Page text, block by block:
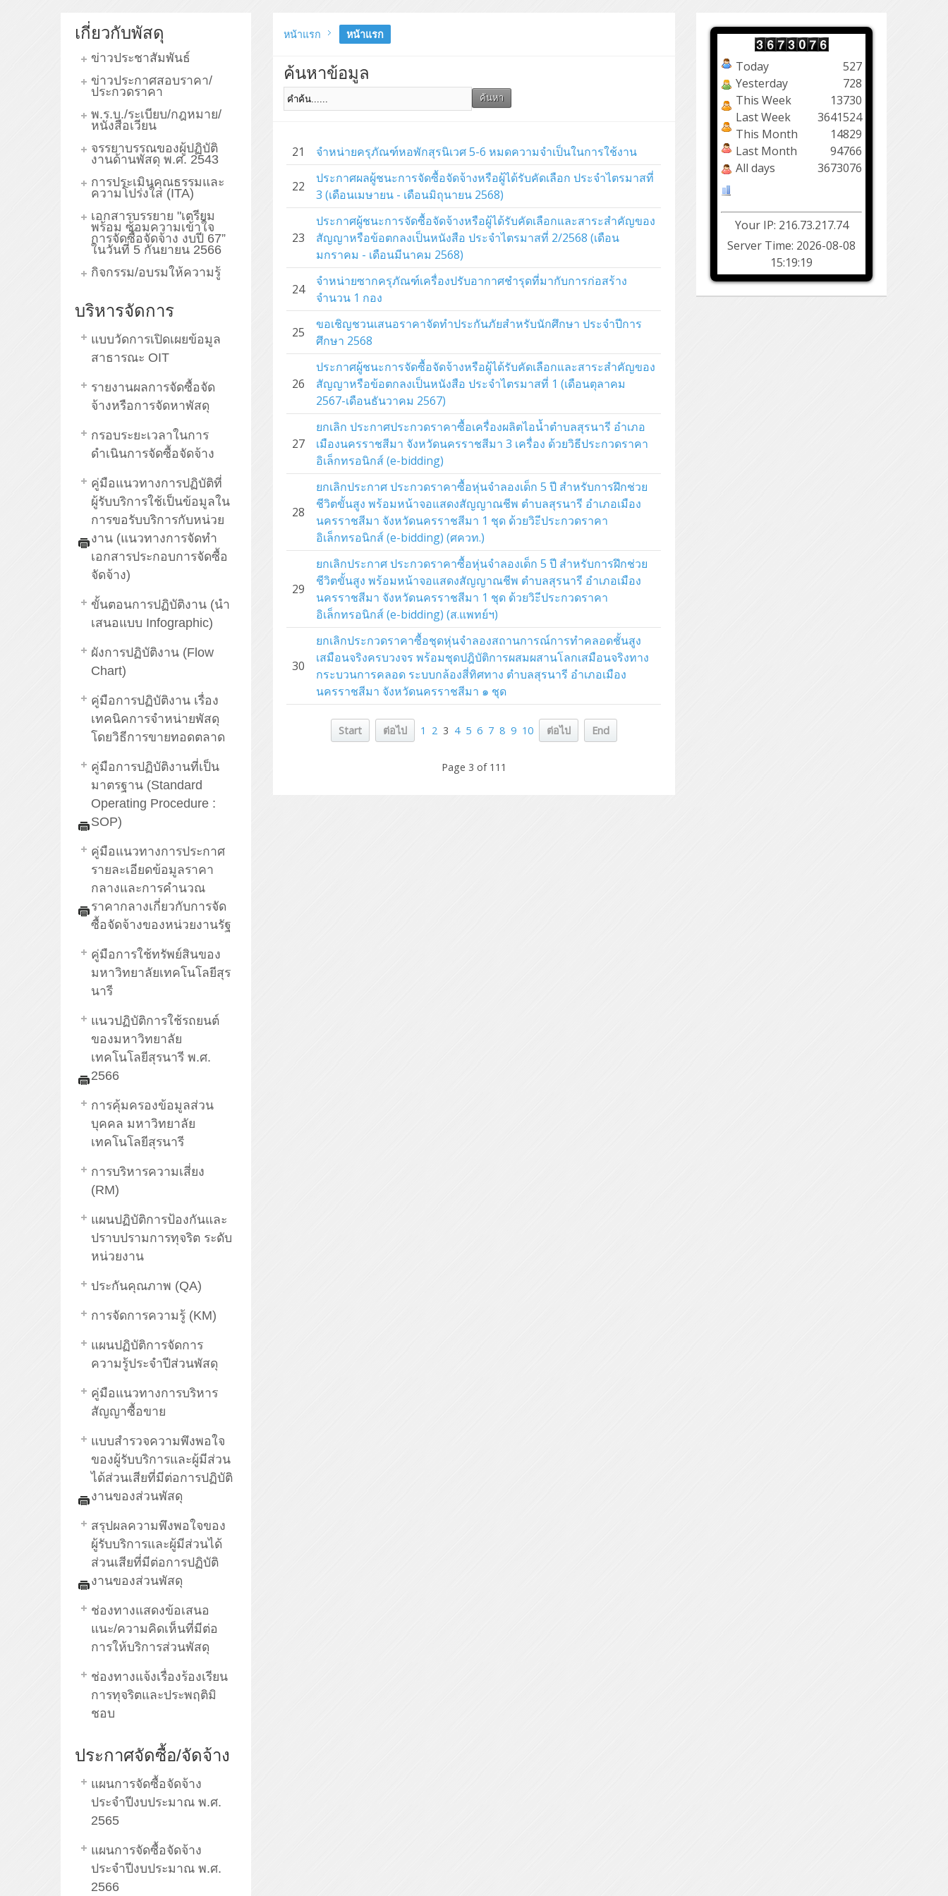
หน้าแรก หน้าแรก
ค้นหาข้อมูล
21 จำหน่ายครุภัณฑ์หอพักสุรนิเวศ 5-6 หมดความจำเป็นในการใช้งาน
22
ประกาศผลผู้ชนะการจัดซื้อจัดจ้างหรือผู้ได้รับคัดเลือก ประจำไตรมาสที่
3 (เดือนเมษายน - เดือนมิถุนายน 2568)
23
ประกาศผู้ชนะการจัดซื้อจัดจ้างหรือผู้ได้รับคัดเลือกและสาระสำคัญของ
สัญญาหรือข้อตกลงเป็นหนังสือ ประจำไตรมาสที่ 2/2568 (เดือน
มกราคม - เดือนมีนาคม 2568)
24
จำหน่ายซากครุภัณฑ์เครื่องปรับอากาศชำรุดที่มากับการก่อสร้าง
จำนวน 1 กอง
25
ขอเชิญชวนเสนอราคาจัดทำประกันภัยสำหรับนักศึกษา ประจำปีการ
ศึกษา 2568
26
ประกาศผู้ชนะการจัดซื้อจัดจ้างหรือผู้ได้รับคัดเลือกและสาระสำคัญของ
สัญญาหรือข้อตกลงเป็นหนังสือ ประจำไตรมาสที่ 1 (เดือนตุลาคม
2567-เดือนธันวาคม 2567)
27
ยกเลิก ประกาศประกวดราคาซื้อเครื่องผลิตไอน้ำตำบลสุรนารี อำเภอ
เมืองนครราชสีมา จังหวัดนครราชสีมา 3 เครื่อง ด้วยวิธีประกวดราคา
อิเล็กทรอนิกส์ (e-bidding)
28
ยกเลิกประกาศ ประกวดราคาซื้อหุ่นจำลองเด็ก 5 ปี สำหรับการฝึกช่วย
ชีวิตขั้นสูง พร้อมหน้าจอแสดงสัญญาณชีพ ตำบลสุรนารี อำเภอเมือง
นครราชสีมา จังหวัดนครราชสีมา 1 ชุด ด้วยวิะีประกวดราคา
อิเล็กทรอนิกส์ (e-bidding) (ศควท.)
29
ยกเลิกประกาศ ประกวดราคาซื้อหุ่นจำลองเด็ก 5 ปี สำหรับการฝึกช่วย
ชีวิตขั้นสูง พร้อมหน้าจอแสดงสัญญาณชีพ ตำบลสุรนารี อำเภอเมือง
นครราชสีมา จังหวัดนครราชสีมา 1 ชุด ด้วยวิะีประกวดราคา
อิเล็กทรอนิกส์ (e-bidding) (ส.แพทย์ฯ)
30
ยกเลิกประกวดราคาซื้อชุดหุ่นจำลองสถานการณ์การทำคลอดชั้นสูง
เสมือนจริงครบวงจร พร้อมชุดปฎิบัติการผสมผสานโลกเสมือนจริงทาง
กระบวนการคลอด ระบบกล้องสี่ทิศทาง ตำบลสุรนารี อำเภอเมือง
นครราชสีมา จังหวัดนครราชสีมา ๑ ชุด
Start ต่อไป 1 2 3 4 5 6 7 8 9 10 ต่อไป End
Page 3 of 111
เกี่ยวกับพัสดุ
ข่าวประชาสัมพันธ์
ข่าวประกาศสอบราคา/
ประกวดราคา
พ.ร.บ./ระเบียบ/กฎหมาย/
หนังสือเวียน
จรรยาบรรณของผู้ปฏิบัติ
งานด้านพัสดุ พ.ศ. 2543
การประเมินคุณธรรมและ
ความโปร่งใส (ITA)
เอกสารบรรยาย "เตรียม
พร้อม ซ้อมความเข้าใจ
การจัดซื้อจัดจ้าง งบปี 67”
ในวันที่ 5 กันยายน 2566
กิจกรรม/อบรมให้ความรู้
บริหารจัดการ
แบบวัดการเปิดเผยข้อมูล
สาธารณะ OIT
รายงานผลการจัดซื้อจัด
จ้างหรือการจัดหาพัสดุ
กรอบระยะเวลาในการ
ดำเนินการจัดซื้อจัดจ้าง
คู่มือแนวทางการปฏิบัติที่
ผู้รับบริการใช้เป็นข้อมูลใน
การขอรับบริการกับหน่วย
งาน (แนวทางการจัดทำ
เอกสารประกอบการจัดซื้อ
จัดจ้าง)
ขั้นตอนการปฏิบัติงาน (นำ
เสนอแบบ Infographic)
ผังการปฏิบัติงาน (Flow
Chart)
คู่มือการปฏิบัติงาน เรื่อง
เทคนิคการจำหน่ายพัสดุ
โดยวิธีการขายทอดตลาด
คู่มือการปฏิบัติงานที่เป็น
มาตรฐาน (Standard
Operating Procedure :
SOP)
คู่มือแนวทางการประกาศ
รายละเอียดข้อมูลราคา
กลางและการคำนวณ
ราคากลางเกี่ยวกับการจัด
ซื้อจัดจ้างของหน่วยงานรัฐ
คู่มือการใช้ทรัพย์สินของ
มหาวิทยาลัยเทคโนโลยีสุร
นารี
แนวปฏิบัติการใช้รถยนต์
ของมหาวิทยาลัย
เทคโนโลยีสุรนารี พ.ศ.
2566
การคุ้มครองข้อมูลส่วน
บุคคล มหาวิทยาลัย
เทคโนโลยีสุรนารี
การบริหารความเสี่ยง
(RM)
แผนปฏิบัติการป้องกันและ
ปราบปรามการทุจริต ระดับ
หน่วยงาน
ประกันคุณภาพ (QA)
การจัดการความรู้ (KM)
แผนปฏิบัติการจัดการ
ความรู้ประจำปีส่วนพัสดุ
คู่มือแนวทางการบริหาร
สัญญาซื้อขาย
แบบสำรวจความพึงพอใจ
ของผู้รับบริการและผู้มีส่วน
ได้ส่วนเสียที่มีต่อการปฏิบัติ
งานของส่วนพัสดุ
สรุปผลความพึงพอใจของ
ผู้รับบริการและผู้มีส่วนได้
ส่วนเสียที่มีต่อการปฏิบัติ
งานของส่วนพัสดุ
ช่องทางแสดงข้อเสนอ
แนะ/ความคิดเห็นที่มีต่อ
การให้บริการส่วนพัสดุ
ช่องทางแจ้งเรื่องร้องเรียน
การทุจริตและประพฤติมิ
ชอบ
ประกาศจัดซื้อ/จัดจ้าง
แผนการจัดซื้อจัดจ้าง
ประจำปีงบประมาณ พ.ศ.
2565
แผนการจัดซื้อจัดจ้าง
ประจำปีงบประมาณ พ.ศ.
2566
Today
Yesterday
This Week
Last Week
This Month
Last Month
All days
527
728
13730
3641524
14829
94766
3673076
Your IP: 216.73.217.74
Server Time: 2026-08-08
15:19:19